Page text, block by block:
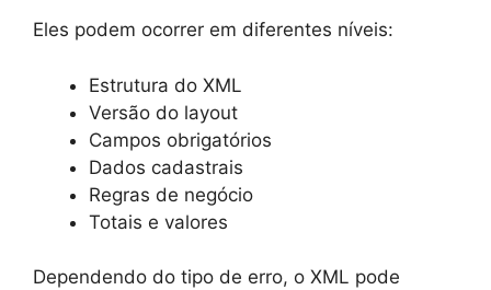
Eles podem ocorrer em diferentes níveis:
Estrutura do XML
Versão do layout
Campos obrigatórios
Dados cadastrais
Regras de negócio
Totais e valores
Dependendo do tipo de erro, o XML pode